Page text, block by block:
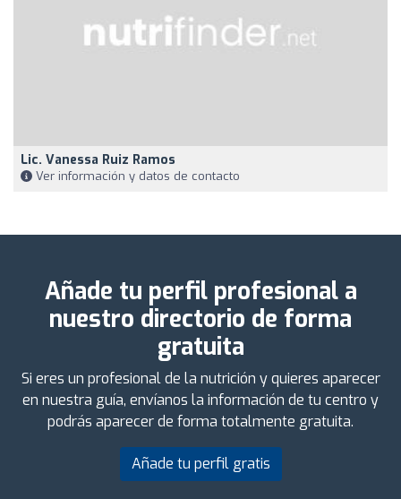
Lic. Vanessa Ruiz Ramos
Ver información y datos de contacto
Añade tu perfil profesional a
nuestro directorio de forma
gratuita
Si eres un profesional de la nutrición y quieres aparecer
en nuestra guía, envíanos la información de tu centro y
podrás aparecer de forma totalmente gratuita.
Añade tu perfil gratis